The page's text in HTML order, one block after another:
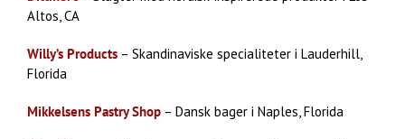
Altos, CA
Willy’s Products – Skandinaviske specialiteter i Lauderhill,
Florida
Mikkelsens Pastry Shop – Dansk bager i Naples, Florida